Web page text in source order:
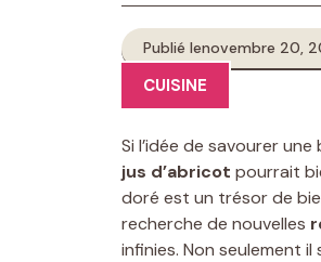
Publié lenovembre 20,
CUISINE
Si l’idée de savourer
jus d’abricot pourrait
doré est un trésor de
recherche de nouvelles
infinies. Non seulement